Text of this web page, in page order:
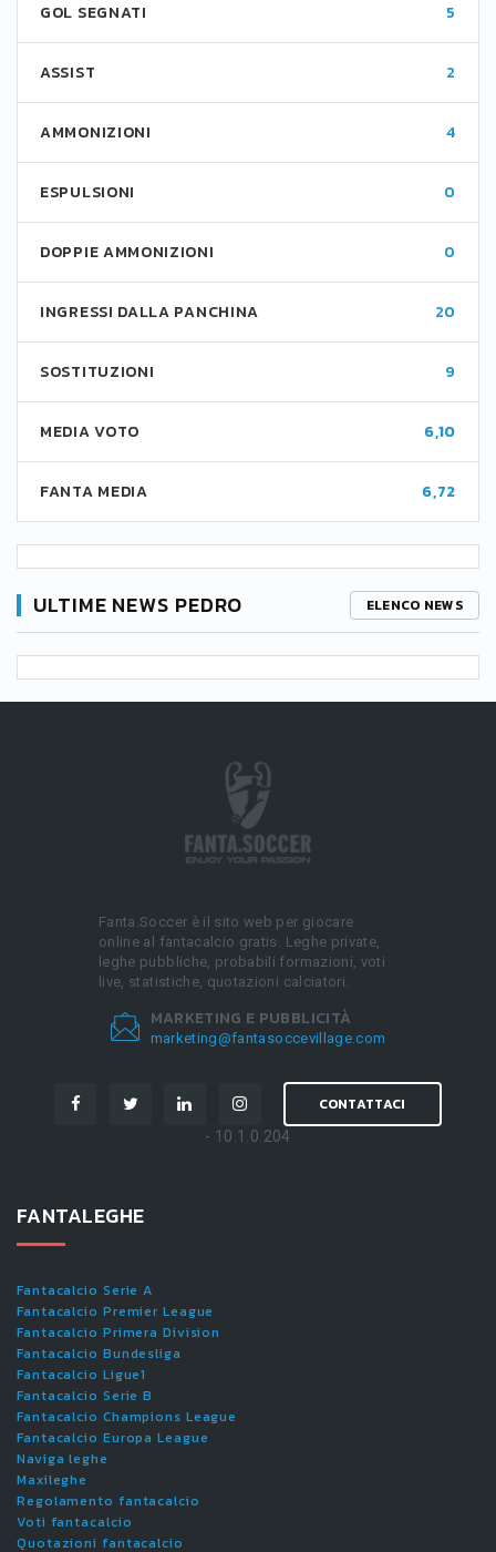
GOL SEGNATI 5
ASSIST 2
AMMONIZIONI 4
ESPULSIONI 0
DOPPIE AMMONIZIONI 0
INGRESSI DALLA PANCHINA 20
SOSTITUZIONI 9
MEDIA VOTO 6,10
FANTA MEDIA 6,72
ULTIME NEWS PEDRO ELENCO NEWS
Fanta.Soccer è il sito web per giocare
online al fantacalcio gratis. Leghe private,
leghe pubbliche, probabili formazioni, voti
live, statistiche, quotazioni calciatori.
MARKETING E PUBBLICITÀ
marketing@fantasoccevillage.com
CONTATTACI
- 10.1.0.204
FANTALEGHE
Fantacalcio Serie A
Fantacalcio Premier League
Fantacalcio Primera Division
Fantacalcio Bundesliga
Fantacalcio Ligue1
Fantacalcio Serie B
Fantacalcio Champions League
Fantacalcio Europa League
Naviga leghe
Maxileghe
Regolamento fantacalcio
Voti fantacalcio
Quotazioni fantacalcio